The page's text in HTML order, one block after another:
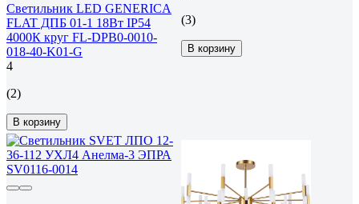
Светильник LED GENERICA
FLAT ДПБ 01-1 18Вт IP54
4000К круг FL-DPB0-0010-
018-40-K01-G
4
(2)
В корзину
(3)
В корзину